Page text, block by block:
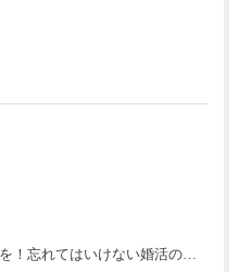
和歌山で婚活を！忘れてはいけない婚活の秘訣【結の会】